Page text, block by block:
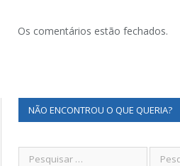
Os comentários estão fechados.
NÃO ENCONTROU O QUE QUERIA?